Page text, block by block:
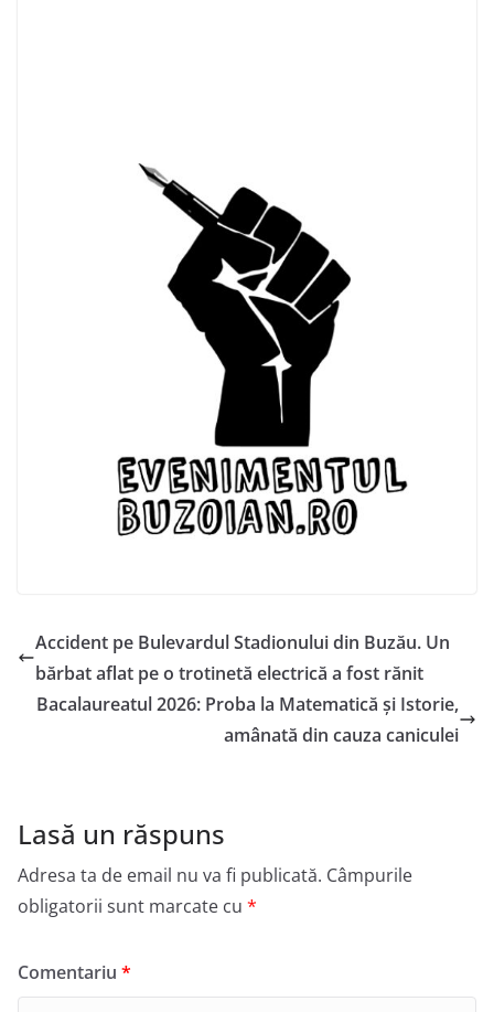
Accident pe Bulevardul Stadionului din Buzău. Un
bărbat aflat pe o trotinetă electrică a fost rănit
Bacalaureatul 2026: Proba la Matematică și Istorie,
amânată din cauza caniculei
Lasă un răspuns
Adresa ta de email nu va fi publicată. Câmpurile
obligatorii sunt marcate cu *
Comentariu *